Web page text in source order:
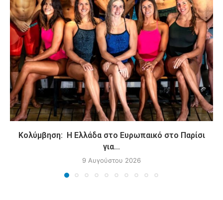
Κολύμβηση: Η Ελλάδα στο Ευρωπαικό στο Παρίσι
για...
9 Αυγούστου 2026